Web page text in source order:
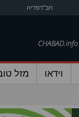
חב"דפדיה
וידאו מזל